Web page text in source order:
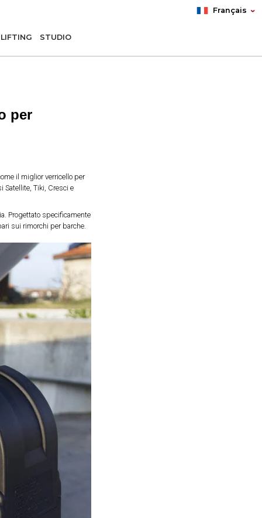
Français
LIFTING STUDIO
per
il miglior verricello per
Tiki, Cresci e
Progettato specificamente
sui rimorchi per barche.